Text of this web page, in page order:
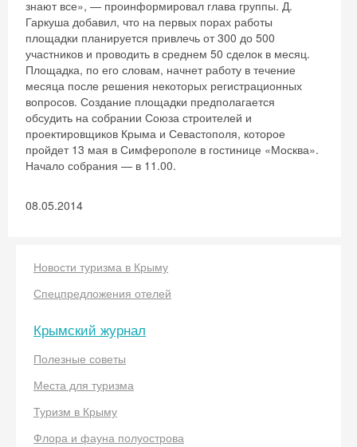
знают все», — проинформировал глава группы. Д.
Гаркуша добавил, что на первых порах работы
площадки планируется привлечь от 300 до 500
участников и проводить в среднем 50 сделок в месяц.
Площадка, по его словам, начнет работу в течение
месяца после решения некоторых регистрационных
вопросов. Создание площадки предполагается
обсудить на собрании Союза строителей и
проектировщиков Крыма и Севастополя, которое
пройдет 13 мая в Симферополе в гостинице «Москва».
Начало собрания — в 11.00.
08.05.2014
Новости туризма в Крыму
Спецпредложения отелей
Крымский журнал
Полезные советы
Места для туризма
Туризм в Крыму
Флора и фауна полуострова
промокод на первое бронирование!
Получить промокод